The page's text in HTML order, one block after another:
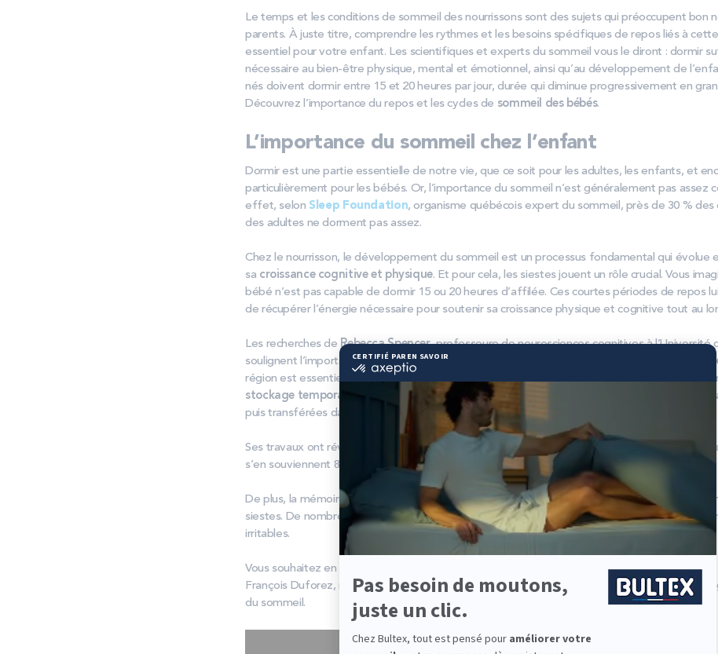
Le temps et les conditions de sommeil des nourrissons sont des sujets qui préoccupent bon
parents. À juste titre, comprendre les rythmes et les besoins spécifiques de repos liés à
essentiel pour votre enfant. Les scientifiques et experts du sommeil vous le diront : dormir
nécessaire au bien-être physique, mental et émotionnel, ainsi qu’au développement de
nés doivent dormir entre 15 et 20 heures par jour, durée qui diminue progressivement en
Découvrez l’importance du repos et les cycles de sommeil des bébés.
L’importance du sommeil chez l’enfant
Dormir est une partie essentielle de notre vie, que ce soit pour les adultes, les enfants, et
particulièrement pour les bébés. Or, l’importance du sommeil n’est généralement pas assez
effet, selon Sleep Foundation, organisme québécois expert du sommeil, près de 30 %
des adultes ne dorment pas assez.
Chez le nourrisson, le développement du sommeil est un processus fondamental qui évolue
sa croissance cognitive et physique. Et pour cela, les siestes jouent un rôle crucial. Vous
bébé n’est pas capable de dormir 15 ou 20 heures d’affilée. Ces courtes périodes de repos
de récupérer l’énergie nécessaire pour soutenir sa croissance physique et cognitive tout au
Les recherches de Rebecca Spencer, professeure de neurosciences cognitives à l’Université
soulignent l’importance des siestes dans la « purification » du cerveau, notamment de l’
région est essentielle àl’apprentissage et à la mémoire. Spencer compare l’hippocampe à
stockage temporaire
, où les informations acquises dans la journée sont d’abord stockées
puis transférées dans le
, qui agit comme unsystème de mémoire à long terme
Ses travaux ont révélé que les enfants qui font une sieste peu de temps après avoir appris
s’en souviennent 80 % du temps, contre seulement 30 % pour ceux qui ne font pas de sieste.
De plus, la mémoire émotionnelle et la gestion des émotionssont influencées de manière
siestes. De nombreux parents peuvent le confirmer : les enfants qui ne font pas de sieste
irritables.
Vous souhaitez en savoir plus à propos du sommeil de votre bébé ? Retrouvezl’entretien
François Duforez, notre expert scientifique chez SommeilLab BULTEX
, avec le Dr Pascale
du sommeil.